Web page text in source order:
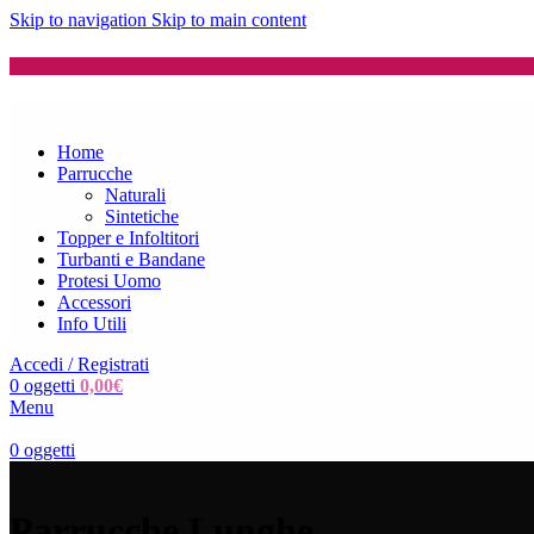
Skip to navigation Skip to main content
Home
Parrucche
Naturali
Sintetiche
Topper e Infoltitori
Turbanti e Bandane
Protesi Uomo
Accessori
Info Utili
Accedi / Registrati
0 oggetti 0,00€
Menu
0 oggetti